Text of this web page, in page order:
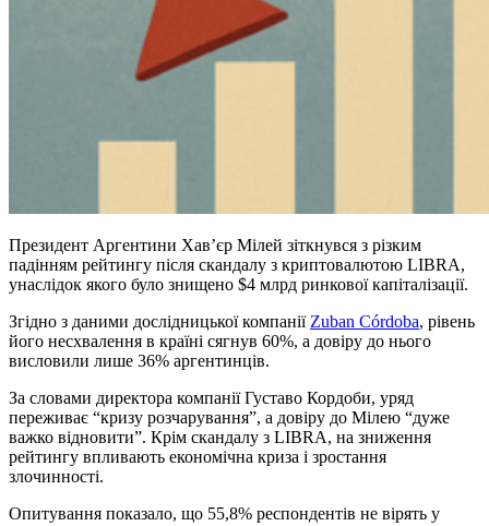
Президент Аргентини Хав’єр Мілей зіткнувся з різким
падінням рейтингу після скандалу з криптовалютою LIBRA,
унаслідок якого було знищено $4 млрд ринкової капіталізації.
Згідно з даними дослідницької компанії Zuban Córdoba, рівень
його несхвалення в країні сягнув 60%, а довіру до нього
висловили лише 36% аргентинців.
За словами директора компанії Густаво Кордоби, уряд
переживає “кризу розчарування”, а довіру до Мілею “дуже
важко відновити”. Крім скандалу з LIBRA, на зниження
рейтингу впливають економічна криза і зростання
злочинності.
Опитування показало, що 55,8% респондентів не вірять у